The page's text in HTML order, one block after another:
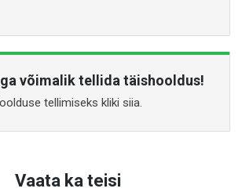
võimalik tellida täishooldus!
tellimiseks kliki siia.
Vaata ka teisi